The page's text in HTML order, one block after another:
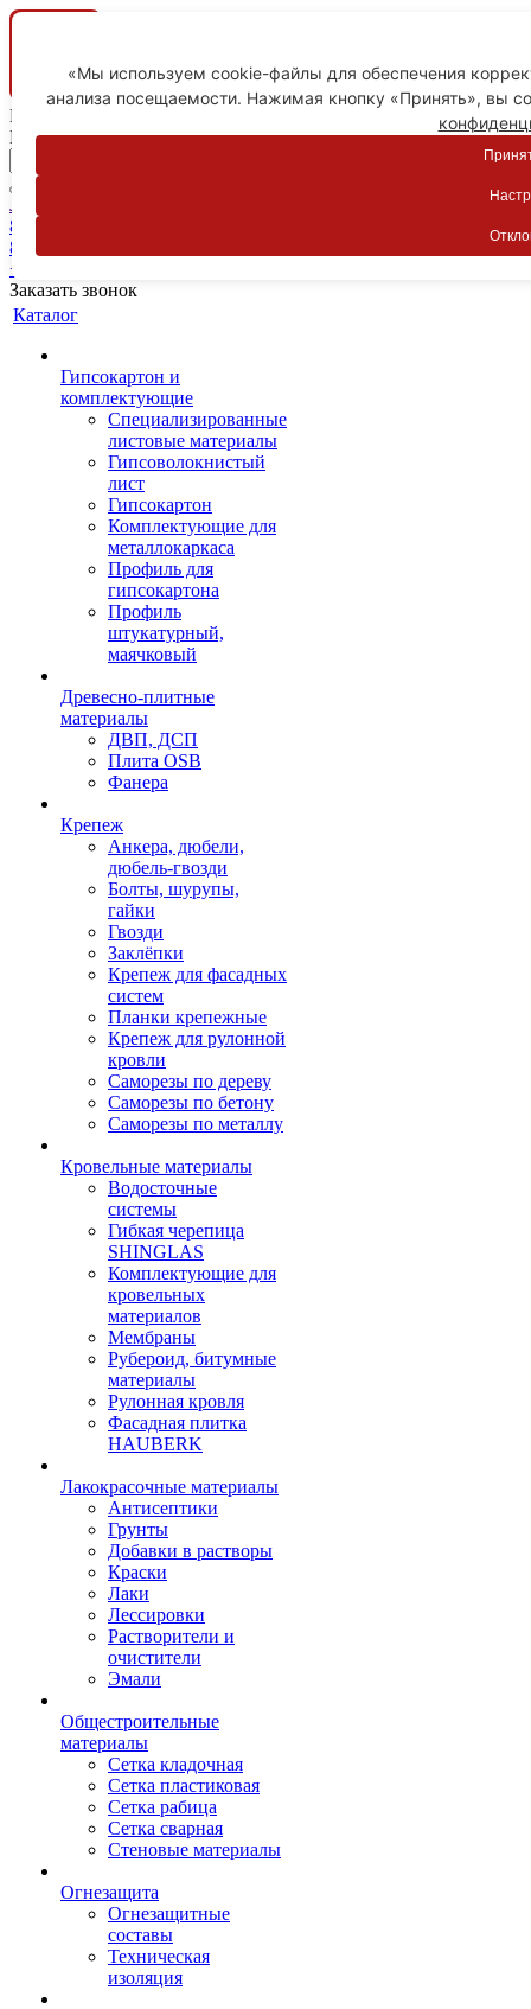
Ваш город
Пятигорск
Личный кабинет
8-800-775-59-89
8-800-775-59-89
+7 918 754-83-77
Заказать звонок
Каталог
Гипсокартон и
комплектующие
Специализированные
листовые материалы
Гипсоволокнистый
лист
Гипсокартон
Комплектующие для
металлокаркаса
Профиль для
гипсокартона
Профиль
штукатурный,
маячковый
Древесно-плитные
материалы
ДВП, ДСП
Плита OSB
Фанера
Крепеж
Анкера, дюбели,
дюбель-гвозди
Болты, шурупы,
гайки
Гвозди
Заклёпки
Крепеж для фасадных
систем
Планки крепежные
Крепеж для рулонной
кровли
Саморезы по дереву
Саморезы по бетону
Саморезы по металлу
Кровельные материалы
Водосточные
системы
Гибкая черепица
SHINGLAS
Комплектующие для
кровельных
материалов
Мембраны
Рубероид, битумные
материалы
Рулонная кровля
Фасадная плитка
HAUBERK
Лакокрасочные материалы
Антисептики
Грунты
Добавки в растворы
Краски
Лаки
Лессировки
Растворители и
очистители
Эмали
Общестроительные
материалы
Сетка кладочная
Сетка пластиковая
Сетка рабица
Сетка сварная
Стеновые материалы
Огнезащита
Огнезащитные
составы
Техническая
изоляция
«Мы используем cookie-файлы для обеспечения
анализа посещаемости. Нажимая кнопку «Принять», вы